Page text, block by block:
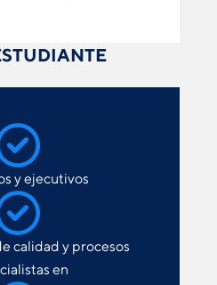
y ejecutivos
calidad y procesos
en